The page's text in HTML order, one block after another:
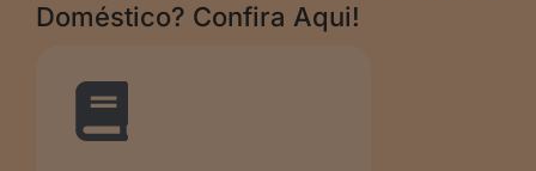
Doméstico? Confira Aqui!